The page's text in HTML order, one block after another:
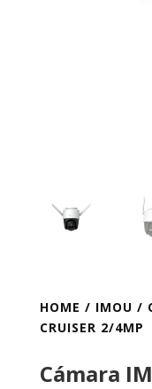
HOME / IMOU /
CRUISER 2/4MP
Cámara